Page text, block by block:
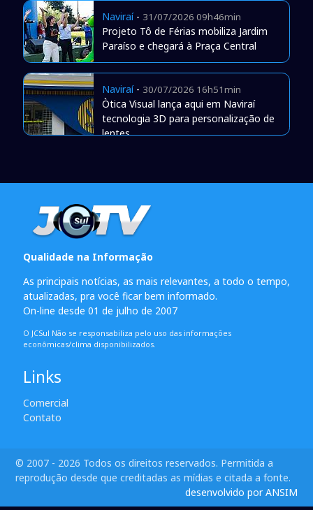
Naviraí- 31/07/2026 09h46min
Projeto Tô de Férias mobiliza Jardim
Paraíso e chegará à Praça Central
Naviraí- 30/07/2026 16h51min
Òtica Visual lança aqui em Naviraí
tecnologia 3D para personalização de
lentes
Qualidade na Informação
As principais notícias, as mais relevantes, a todo o tempo,
atualizadas, pra você ficar bem informado.
On-line desde 01 de julho de 2007
O JCSul Não se responsabiliza pelo uso das informações
econômicas/clima disponibilizados.
Links
Comercial
Contato
© 2007 - 2026 Todos os direitos reservados. Permitida a
reprodução desde que creditadas as mídias e citada a fonte.
desenvolvido por ANSIM